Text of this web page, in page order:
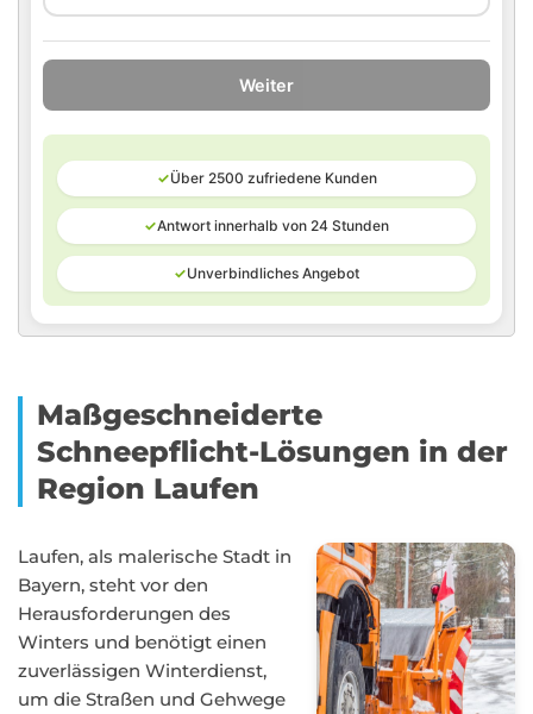
Weiter
✓Über 2500 zufriedene Kunden
✓Antwort innerhalb von 24 Stunden
✓Unverbindliches Angebot
Maßgeschneiderte
Schneepflicht-Lösungen in der
Region Laufen
Laufen, als malerische Stadt in
Bayern, steht vor den
Herausforderungen des
Winters und benötigt einen
zuverlässigen Winterdienst,
um die Straßen und Gehwege